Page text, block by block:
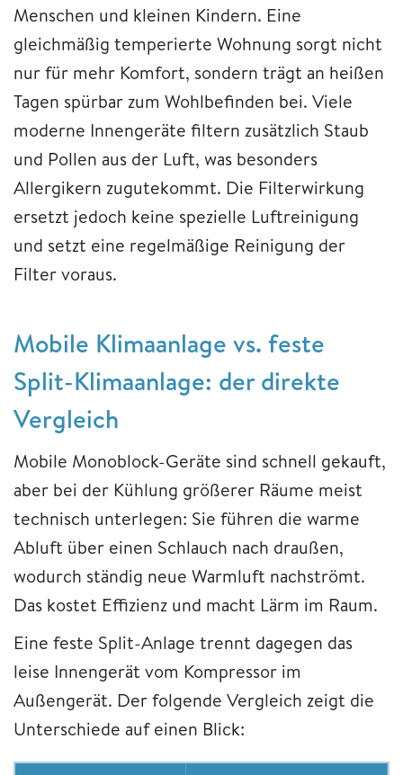
Menschen und kleinen Kindern. Eine
gleichmäßig temperierte Wohnung sorgt nicht
nur für mehr Komfort, sondern trägt an heißen
Tagen spürbar zum Wohlbefinden bei. Viele
moderne Innengeräte filtern zusätzlich Staub
und Pollen aus der Luft, was besonders
Allergikern zugutekommt. Die Filterwirkung
ersetzt jedoch keine spezielle Luftreinigung
und setzt eine regelmäßige Reinigung der
Filter voraus.
Mobile Klimaanlage vs. feste
Split-Klimaanlage: der direkte
Vergleich
Mobile Monoblock-Geräte sind schnell gekauft,
aber bei der Kühlung größerer Räume meist
technisch unterlegen: Sie führen die warme
Abluft über einen Schlauch nach draußen,
wodurch ständig neue Warmluft nachströmt.
Das kostet Effizienz und macht Lärm im Raum.
Eine feste Split-Anlage trennt dagegen das
leise Innengerät vom Kompressor im
Außengerät. Der folgende Vergleich zeigt die
Unterschiede auf einen Blick: